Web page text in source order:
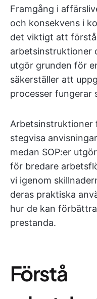
Framgång i
och konsekvens i
det viktigt att förstå
arbetsinstruktioner
utgör grunden för
säkerställer att
processer fungerar
Arbetsinstruktioner
stegvisa
medan SOP:er
för bredare
vi igenom
deras praktiska
hur de kan
prestanda.
Förstå